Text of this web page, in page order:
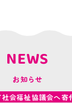
NEWS
お知らせ
会福祉協議会へ寄